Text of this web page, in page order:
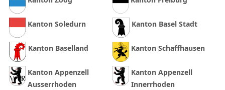
Kanton Soledurn Kanton Basel Stadt
Kanton Baselland Kanton Schaffhausen
Kanton Appenzell
Ausserrhoden
Kanton Appenzell
Innerrhoden